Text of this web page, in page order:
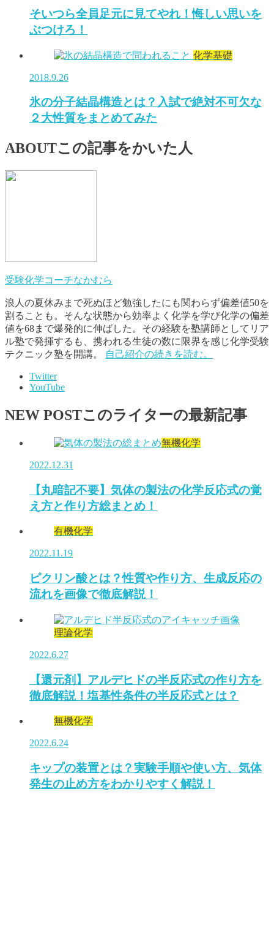
そいつら全員足元に見てやれ！悔しい思いを
ぶつけろ！
化学基礎
2018.9.26
氷の分子結晶構造とは？入試で絶対不可欠な
２大性質をまとめてみた
ABOUTこの記事をかいた人
受験化学コーチなかむら
浪人の夏休みまで死ぬほど勉強したにも関わらず偏差値50を
割ることも。そんな状態から効率よく化学を学び化学の偏差
値を68まで爆発的に伸ばした。その経験を塾講師としてリア
ル塾で発揮するも、携われる生徒の数に限界を感じ化学受験
テクニック塾を開講。
自己紹介の続きを読む。
Twitter
YouTube
NEW POSTこのライターの最新記事
無機化学
2022.12.31
【丸暗記不要】気体の製法の化学反応式の覚
え方と作り方総まとめ！
有機化学
2022.11.19
ピクリン酸とは？性質や作り方、生成反応の
流れを画像で徹底解説！
理論化学
2022.6.27
【還元剤】アルデヒドの半反応式の作り方を
徹底解説！塩基性条件の半反応式とは？
無機化学
2022.6.24
キップの装置とは？実験手順や使い方、気体
発生の止め方をわかりやすく解説！